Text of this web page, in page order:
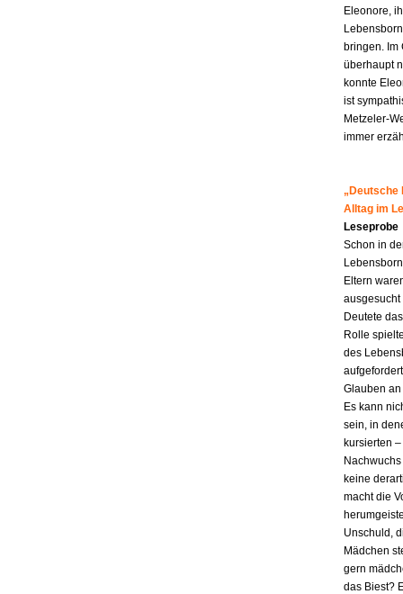
Eleonore,
bringen. Im
überhaupt
konnte
ist
Metzeler-
immer
„Deutsche
Alltag im
Leseprobe
Schon in
Eltern
Deutete
Rolle
des
Glauben
Es kann
sein, in
kursierten
keine
macht die
Unschuld,
Mädchen
gern
das Biest?